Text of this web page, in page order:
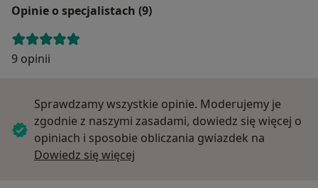
Opinie o specjalistach (9)
9 opinii
Sprawdzamy wszystkie opinie. Moderujemy je
zgodnie z naszymi zasadami, dowiedz się więcej o
opiniach i sposobie obliczania gwiazdek na
Dowiedz się więcej